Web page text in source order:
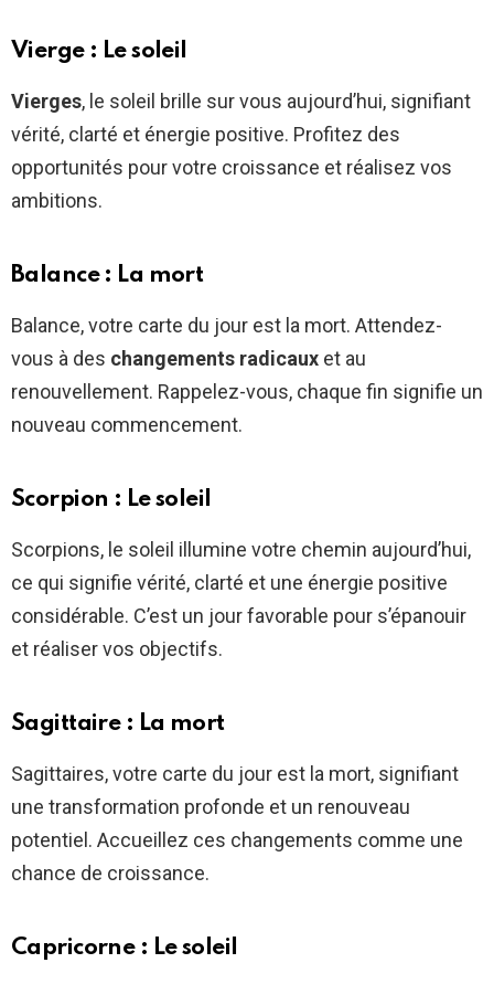
Vierge : Le soleil
Vierges, le soleil brille sur vous aujourd’hui, signifiant
vérité, clarté et énergie positive. Profitez des
opportunités pour votre croissance et réalisez vos
ambitions.
Balance : La mort
Balance, votre carte du jour est la mort. Attendez-
vous à des changements radicaux et au
renouvellement. Rappelez-vous, chaque fin signifie un
nouveau commencement.
Scorpion : Le soleil
Scorpions, le soleil illumine votre chemin aujourd’hui,
ce qui signifie vérité, clarté et une énergie positive
considérable. C’est un jour favorable pour s’épanouir
et réaliser vos objectifs.
Sagittaire : La mort
Sagittaires, votre carte du jour est la mort, signifiant
une transformation profonde et un renouveau
potentiel. Accueillez ces changements comme une
chance de croissance.
Capricorne : Le soleil